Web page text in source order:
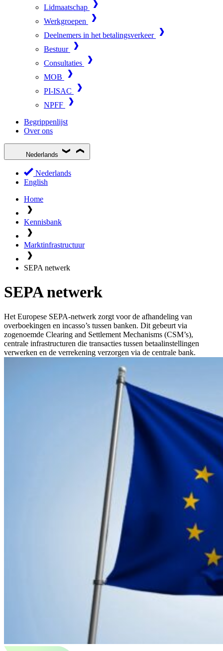
Lidmaatschap
Werkgroepen
Deelnemers in het betalingsverkeer
Bestuur
Consultaties
MOB
PI-ISAC
NPFF
Begrippenlijst
Over ons
Nederlands
Nederlands
English
Home
Kennisbank
Marktinfrastructuur
SEPA netwerk
SEPA netwerk
Het Europese SEPA-netwerk zorgt voor de afhandeling van
overboekingen en incasso’s tussen banken. Dit gebeurt via
zogenoemde Clearing and Settlement Mechanisms (CSM’s),
centrale infrastructuren die transacties tussen betaalinstellingen
verwerken en de verrekening verzorgen via de centrale bank.